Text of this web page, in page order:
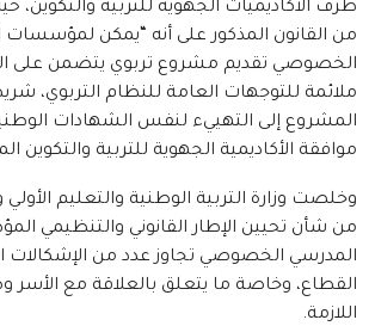
من القانون المذكور على أنه “يمكن لمؤسسات
الخصوصي تقديم مشروع تربوي يتضمن على
ملائمة للتوجهات العامة للنظام التربوي،
المشروع إلى التهييء لنفس الشهادات
موافقة الأكاديمية الجهوية للتربية والتكوين
وخلصت وزارة التربية الوطنية والتعليم الأولي
من شأن تحيين الإطار القانوني والتنظيمي
المدرسي الخصوصي تجاوز عدد من الإشكالات
القطاع، وخاصة ما يتعلق بالعلاقة مع الأسر
اللازمة.